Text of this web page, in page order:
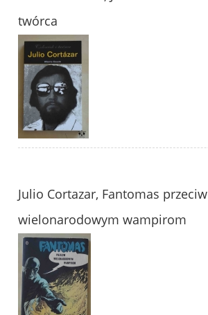
twórca
Julio Cortazar, Fantomas przeciw
wielonarodowym wampirom